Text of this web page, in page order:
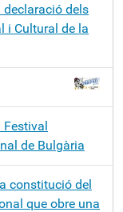
dels
i Cultural de la
Festival
de Bulgària
constitució del
que obre una